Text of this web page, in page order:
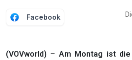
Facebook
(VOVworld) – Am Montag ist